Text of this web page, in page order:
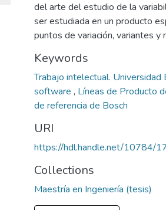
del arte del estudio de la
ser estudiada en un producto
puntos de variación, variantes y
Keywords
Trabajo intelectual. Universidad
software , Líneas de Producto
de referencia de Bosch
URI
https://hdl.handle.net/10784/
Collections
Maestría en Ingeniería (tesis)